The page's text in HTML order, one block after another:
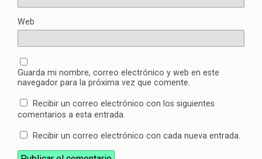
Web
Guarda mi nombre, correo electrónico y web en este
navegador para la próxima vez que comente.
Recibir un correo electrónico con los siguientes
comentarios a esta entrada.
Recibir un correo electrónico con cada nueva entrada.